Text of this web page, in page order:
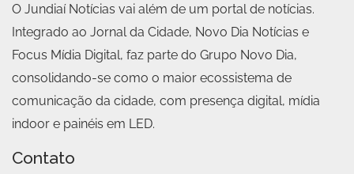
O Jundiaí Notícias vai além de um portal de notícias.
Integrado ao Jornal da Cidade, Novo Dia Notícias e
Focus Mídia Digital, faz parte do Grupo Novo Dia,
consolidando-se como o maior ecossistema de
comunicação da cidade, com presença digital, mídia
indoor e painéis em LED.
Contato